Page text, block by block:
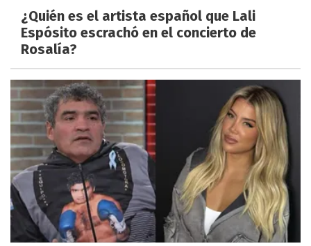
¿Quién es el artista español que Lali
Espósito escrachó en el concierto de
Rosalía?